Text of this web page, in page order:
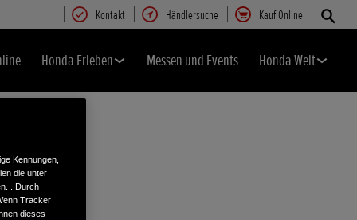
Kontakt Händlersuche Kauf Online
Honda Erleben Messen und Events Honda Welt
Kennungen,
die unter
. Durch
Tracker
dieses